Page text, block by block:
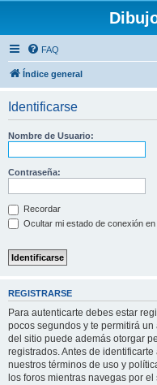
FAQ
Índice general
Identificarse
Nombre de Usuario:
Contraseña:
Recordar
Ocultar mi estado de conexión
REGISTRARSE
Para autenticarte debes estar
pocos segundos y te permitirá
del sitio puede además otorgar
registrados. Antes de
nuestros términos de uso y
los foros mientras navegas por el